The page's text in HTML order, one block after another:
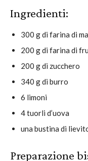
Ingredienti:
300 g di farina di
200 g di farina di
200 g di zucchero
340 g di burro
6 limoni
4 tuorli d’uova
una bustina di
Preparazione